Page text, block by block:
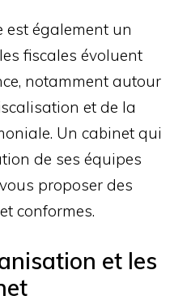
également un
fiscales évoluent
notamment autour
et de la
Un cabinet qui
de ses équipes
proposer des
conformes.
et les